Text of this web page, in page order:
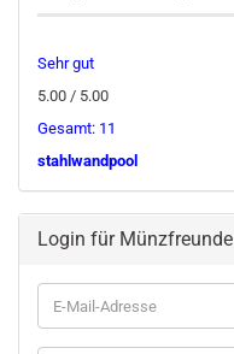
Sehr gut
5.00 / 5.00
Gesamt: 11
stahlwandpool
Login für Münzfreunde
E-
Mail-
Adresse